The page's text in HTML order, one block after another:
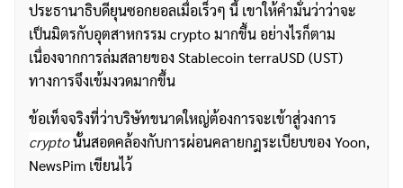
ประธานาธิบดียุนซอกยอลเมื่อเร็วๆ นี้ เขาให้คำมั่นว่าว่าจะ
เป็นมิตรกับอุตสาหกรรม crypto มากขึ้น อย่างไรก็ตาม
เนื่องจากการล่มสลายของ Stablecoin terraUSD (UST)
ทางการจึงเข้มงวดมากขึ้น
ข้อเท็จจริงที่ว่าบริษัทขนาดใหญ่ต้องการจะเข้าสู่วงการ
cryptoนั้นสอดคล้องกับการผ่อนคลายกฎระเบียบของ Yoon,
NewsPim เขียนไว้